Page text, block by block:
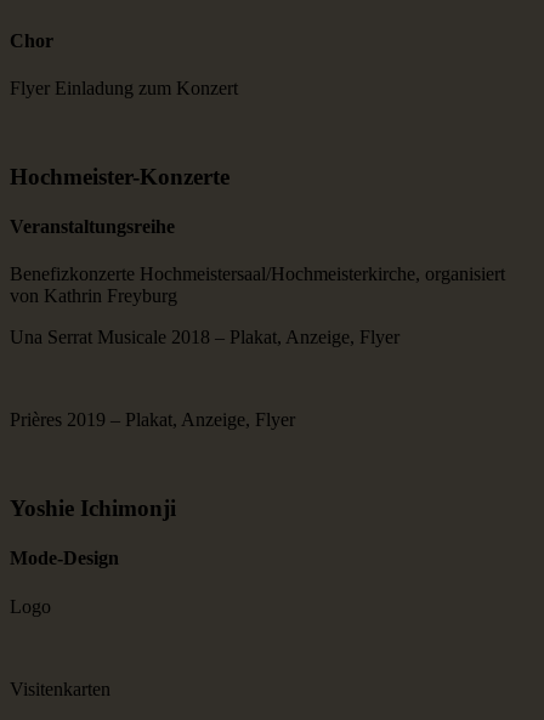
Chor
Flyer Einladung zum Konzert
Hoch­meister-Kon­zerte
Veran­stal­tungs­reihe
Benefizkonzerte Hochmeistersaal/Hochmeisterkirche, organisiert
von Kathrin Freyburg
Una Serrat Musicale 2018 – Plakat, Anzeige, Flyer
Prières 2019 – Plakat, Anzeige, Flyer
Yoshie Ichimonji
Mode-Design
Logo
Visitenkarten